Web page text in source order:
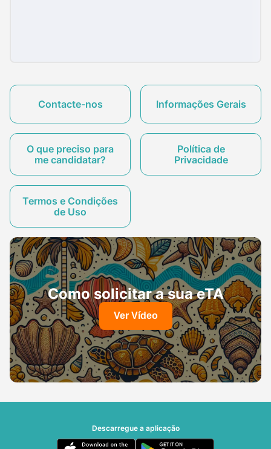
Contacte-nos Informações Gerais
O que preciso para
me candidatar?
Política de
Privacidade
Termos e Condições
de Uso
Como solicitar a sua eTA
Ver Vídeo
Descarregue a aplicação